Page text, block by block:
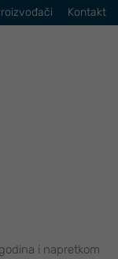
Kontakt
i napretkom